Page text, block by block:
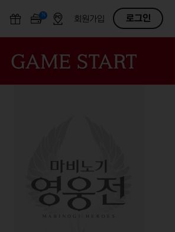
N OFF회원가입 로그인